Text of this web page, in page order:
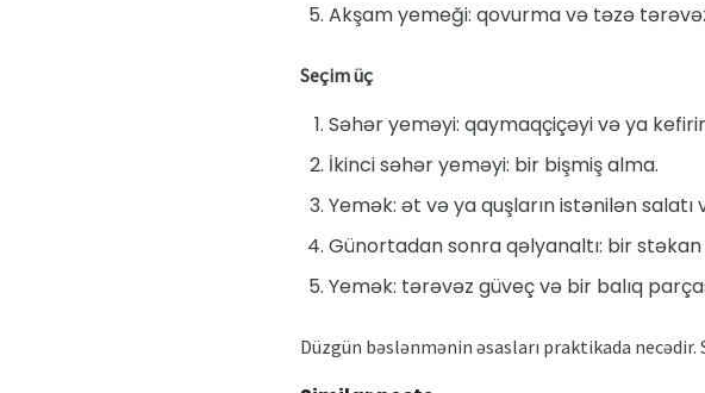
Akşam yemeği: qovurma və təzə
Seçim üç
Səhər yeməyi: qaymaqçiçəyi və ya
İkinci səhər yeməyi: bir bişmiş alma.
Yemək: ət və ya quşların istənilən
Günortadan sonra qəlyanaltı: bir
Yemək: tərəvəz güveç və bir balıq
Düzgün bəslənmənin əsasları praktikada necədir.